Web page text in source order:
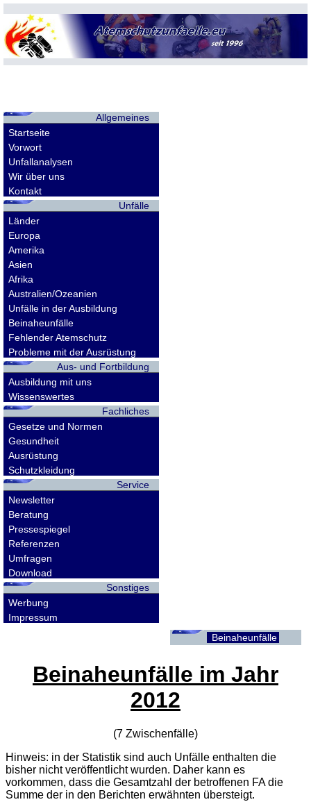
Allgemeines
Startseite
Vorwort
Unfallanalysen
Wir über uns
Kontakt
Unfälle
Länder
Europa
Amerika
Asien
Afrika
Australien/Ozeanien
Unfälle in der Ausbildung
Beinaheunfälle
Fehlender Atemschutz
Probleme mit der Ausrüstung
Aus- und Fortbildung
Ausbildung mit uns
Wissenswertes
Fachliches
Gesetze und Normen
Gesundheit
Ausrüstung
Schutzkleidung
Service
Newsletter
Beratung
Pressespiegel
Referenzen
Umfragen
Download
Sonstiges
Werbung
Impressum
Beinaheunfälle
Beinaheunfälle im Jahr
2012
(7 Zwischenfälle)
Hinweis: in der Statistik sind auch Unfälle enthalten die
bisher nicht veröffentlicht wurden. Daher kann es
vorkommen, dass die Gesamtzahl der betroffenen FAdie
Summe der in den Berichten erwähnten übersteigt.